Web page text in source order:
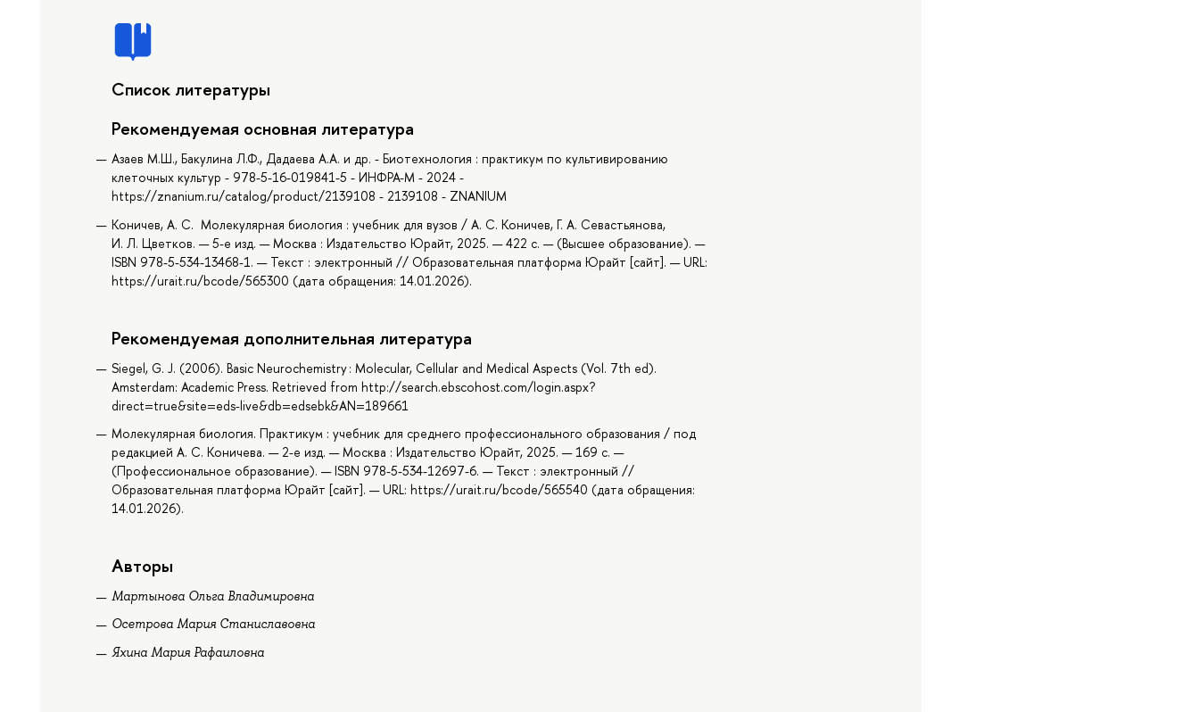
Список литературы
Рекомендуемая основная литература
Азаев М.Ш., Бакулина Л.Ф., Дадаева А.А. и др. - Биотехнология : практикум по культивированию
клеточных культур - 978-5-16-019841-5 - ИНФРА-М - 2024 -
https://znanium.ru/catalog/product/2139108 - 2139108 - ZNANIUM
Коничев, А. С. Молекулярная биология : учебник для вузов / А. С. Коничев, Г. А. Севастьянова,
И. Л. Цветков. — 5-е изд. — Москва : Издательство Юрайт, 2025. — 422 с. — (Высшее образование). —
ISBN 978-5-534-13468-1. — Текст : электронный // Образовательная платформа Юрайт [сайт]. — URL:
https://urait.ru/bcode/565300 (дата обращения: 14.01.2026).
Рекомендуемая дополнительная литература
Siegel, G. J. (2006). Basic Neurochemistry : Molecular, Cellular and Medical Aspects (Vol. 7th ed).
Amsterdam: Academic Press. Retrieved from http://search.ebscohost.com/login.aspx?
direct=true&site=eds-live&db=edsebk&AN=189661
Молекулярная биология. Практикум : учебник для среднего профессионального образования / под
редакцией А. С. Коничева. — 2-е изд. — Москва : Издательство Юрайт, 2025. — 169 с. —
(Профессиональное образование). — ISBN 978-5-534-12697-6. — Текст : электронный //
Образовательная платформа Юрайт [сайт]. — URL: https://urait.ru/bcode/565540 (дата обращения:
14.01.2026).
Авторы
Мартынова Ольга Владимировна
Осетрова Мария Станиславовна
Яхина Мария Рафаиловна